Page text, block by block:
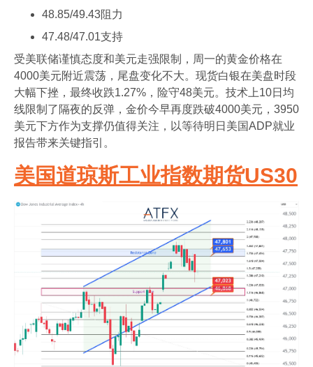
48.85/49.43阻力
47.48/47.01支持
受美联储谨慎态度和美元走强限制，周一的黄金价格在
4000美元附近震荡，尾盘变化不大。现货白银在美盘时段
大幅下挫，最终收跌1.27%，险守48美元。技术上10日均
线限制了隔夜的反弹，金价今早再度跌破4000美元，3950
美元下方作为支撑仍值得关注，以等待明日美国ADP就业
报告带来关键指引。
美国道琼斯工业指数期货US30